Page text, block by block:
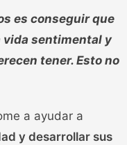
es conseguir que
vida sentimental y
tener. Esto no
a ayudar a
y desarrollar sus